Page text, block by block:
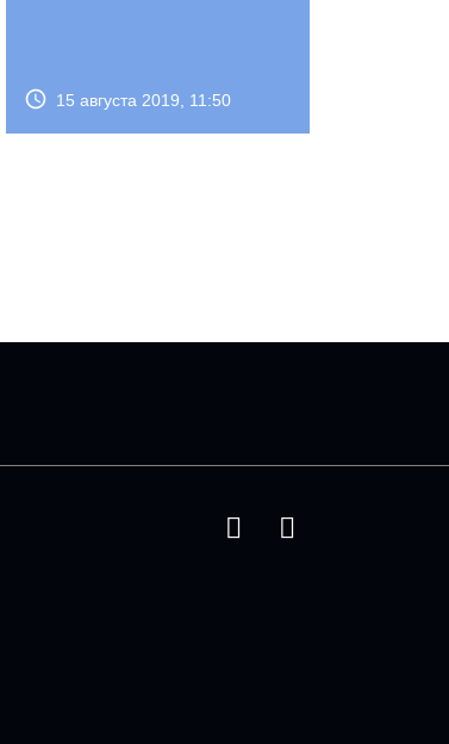
15 августа 2019, 11:50